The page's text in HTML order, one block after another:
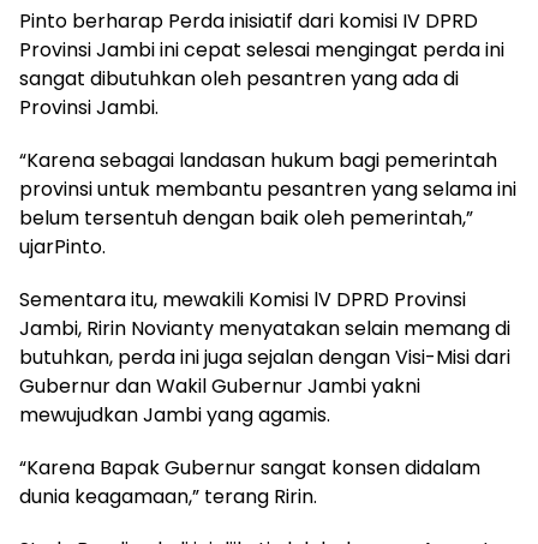
Pinto berharap Perda inisiatif dari komisi IV DPRD
Provinsi Jambi ini cepat selesai mengingat perda ini
sangat dibutuhkan oleh pesantren yang ada di
Provinsi Jambi.
“Karena sebagai landasan hukum bagi pemerintah
provinsi untuk membantu pesantren yang selama ini
belum tersentuh dengan baik oleh pemerintah,”
ujarPinto.
Sementara itu, mewakili Komisi lV DPRD Provinsi
Jambi, Ririn Novianty menyatakan selain memang di
butuhkan, perda ini juga sejalan dengan Visi-Misi dari
Gubernur dan Wakil Gubernur Jambi yakni
mewujudkan Jambi yang agamis.
“Karena Bapak Gubernur sangat konsen didalam
dunia keagamaan,” terang Ririn.